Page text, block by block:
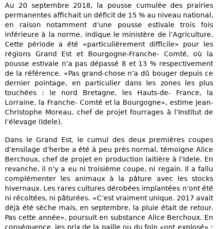
Au 20 septembre 2018, la pousse cumulée des prairies
permanentes affichait un déficit de 15 % au niveau national,
en raison notamment d’une pousse estivale trois fois
inférieure à la norme, indique le ministère de l’Agriculture.
Cette période a été «particulièrement difficile» pour les
régions Grand Est et Bourgogne-Franche- Comté, où la
pousse estivale n’a pas dépassé 8 et 13 % respectivement
de la référence. «Pas grand-chose n’a dû bouger depuis ce
dernier pointage, en particulier dans les zones les plus
touchées : le nord Bretagne, les Hauts-de- France, la
Lorraine, la Franche- Comté et la Bourgogne», estime Jean-
Christophe Moreau, chef de projet fourrages à l’Institut de
l’élevage (Idele).
Dans le Grand Est, le cumul des deux premières coupes
d’ensilage d’herbe a été à peu près normal, témoigne Alice
Berchoux, chef de projet en production laitière à l’Idele. En
revanche, il n’y a eu ni troisième coupe, ni regain. Il a fallu
complémenter les animaux à la pâture avec les stocks
hivernaux. Les rares cultures dérobées implantées n’ont été
ni récoltées, ni pâturées. «C’est vraiment unique. 2017 avait
déjà été sèche mais, en septembre, la pluie était de retour.
Pas cette année», poursuit en substance Alice Berchoux. En
conséquence, les prix de la paille ou du foin «ont explosé» :